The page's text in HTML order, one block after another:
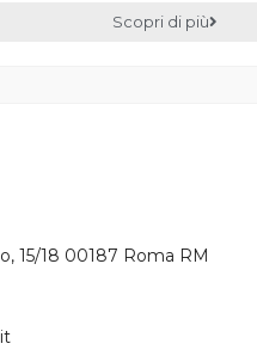
Scopri di più
15/18 00187 Roma RM